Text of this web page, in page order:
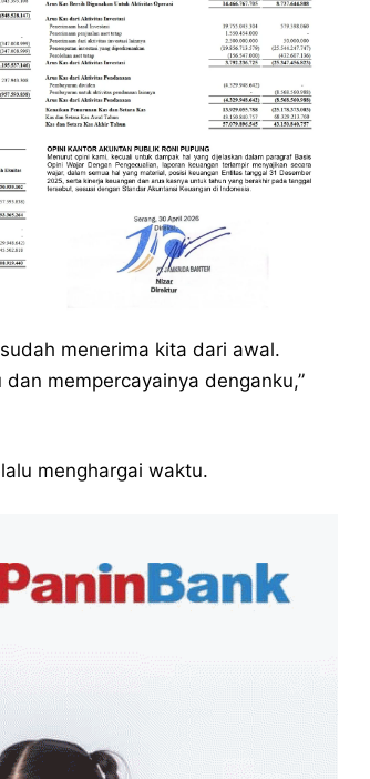
menerima kita dari awal.
mempercayainya denganku,”
menghargai waktu.